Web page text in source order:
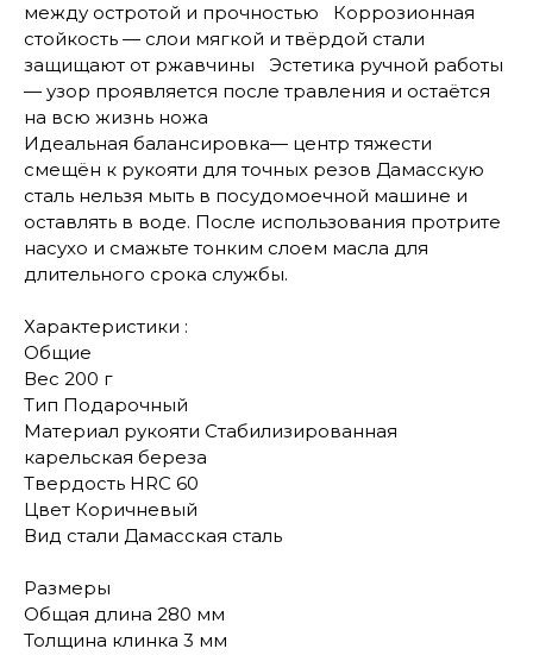
между остротой и прочностью Коррозионная
стойкость — слои мягкой и твёрдой стали
защищают от ржавчины Эстетика ручной работы
— узор проявляется после травления и остаётся
на всю жизнь ножа
Идеальная балансировка— центр тяжести
смещён к рукояти для точных резов Дамасскую
сталь нельзя мыть в посудомоечной машине и
оставлять в воде. После использования протрите
насухо и смажьте тонким слоем масла для
длительного срока службы.
Характеристики :
Общие
Вес 200 г
Тип Подарочный
Материал рукояти Стабилизированная
карельская береза
Твердость HRC 60
Цвет Коричневый
Вид стали Дамасская сталь
Размеры
Общая длина 280 мм
Толщина клинка 3 мм